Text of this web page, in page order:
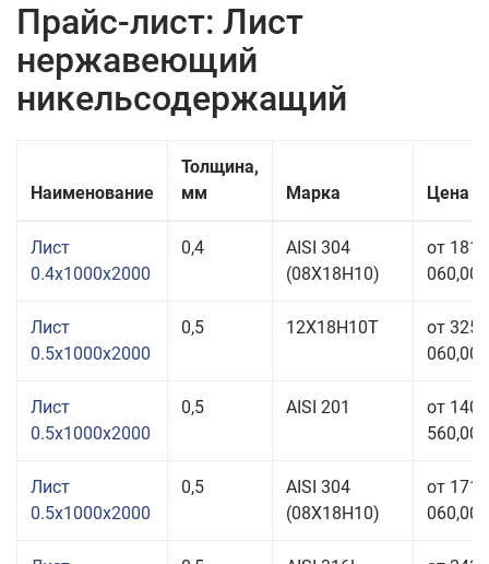
Прайс-лист: Лист
нержавеющий
никельсодержащий
Наименование
Толщина,
мм
Марка Цена
Лист
0.4x1000x2000
0,4
AISI 304
(08Х18Н10)
от 181
060,00
Лист
0.5x1000x2000
0,5 12Х18Н10Т
от 325
060,00
Лист
0.5x1000x2000
0,5 AISI 201
от 140
560,00
Лист
0.5x1000x2000
0,5
AISI 304
(08Х18Н10)
от 171
060,00